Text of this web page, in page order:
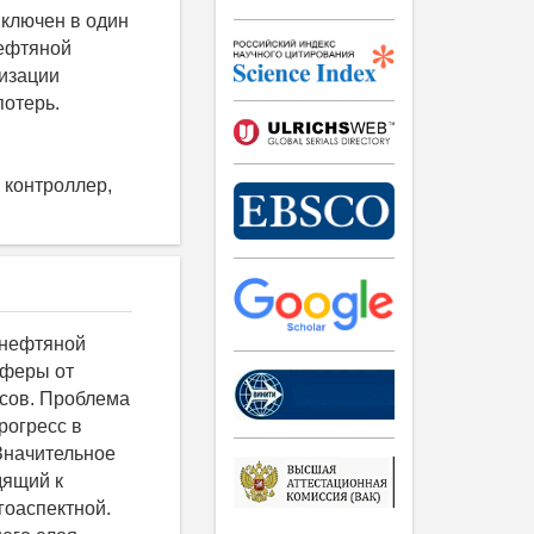
в один
фазы (нефть) и тяжелой фазы (вода), т. е. нефть будет на поверхности воды. Насос для забора нефти оснащен поплавком для удаления нефти с поверхности воды. С целью осуществления качественного очищения после отстаивания сначала убирается слой нефти, затем, с помощью погружного насоса, удаляется вода. С уровнемера-плотномера сигналы о плотности и уровне жидкости постоянно поступают на контроллер, который определяет время работы насосов исходя из полученных данных. Магнитострикционный уровнемер-плотномер может применяться на объектах в зонах класса 1 и класса 2 (ГОСТ Р 51330.9), а также во взрывоопасных зонах (7.3 ПУЭ), где возможно образование смесей горючих газов и паров с воздухом категории IIB (ГОСТ Р 51330.11) температурной группы T3 включительно (ГОСТ Р 51330.0). В целях повышения надежности как мониторинга информации, так и работы системы данные поступают также в диспетчерский пункт. Магнитострикционные датчики очень точны, выдают непрерывный сигнал, а также могут использоваться с гибким волноводом, что расширяет сферу их применения. Волновод находится н